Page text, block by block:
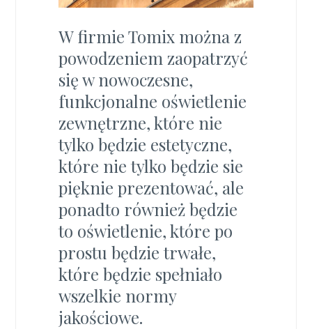
W firmie Tomix można z
powodzeniem zaopatrzyć
się w nowoczesne,
funkcjonalne oświetlenie
zewnętrzne, które nie
tylko będzie estetyczne,
które nie tylko będzie sie
pięknie prezentować, ale
ponadto również będzie
to oświetlenie, które po
prostu będzie trwałe,
które będzie spełniało
wszelkie normy
jakościowe.